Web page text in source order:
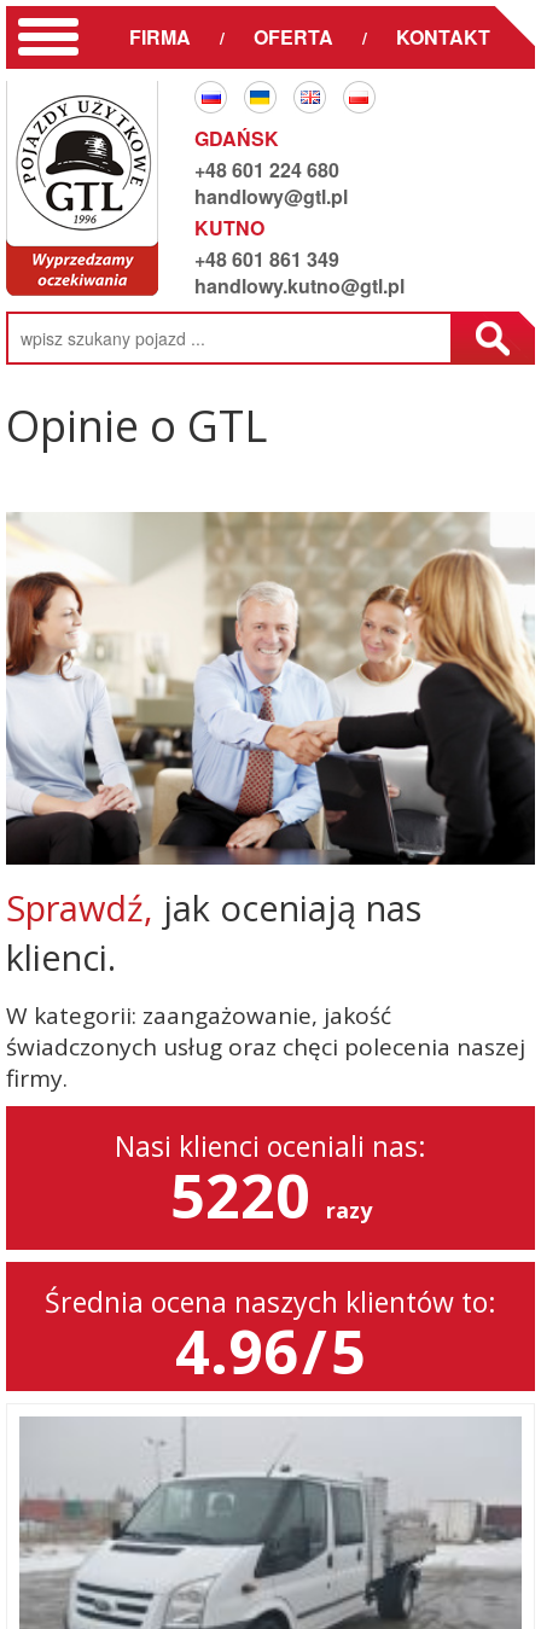
FIRMA / OFERTA / KONTAKT
GDAŃSK
+48 601 224 680
handlowy@gtl.pl
KUTNO
+48 601 861 349
handlowy.kutno@gtl.pl
Opinie o GTL
Sprawdź, jak oceniają nas
klienci.
W kategorii: zaangażowanie, jakość
świadczonych usług oraz chęci polecenia naszej
firmy.
Nasi klienci oceniali nas:
5220 razy
Średnia ocena naszych klientów to:
4.96/5